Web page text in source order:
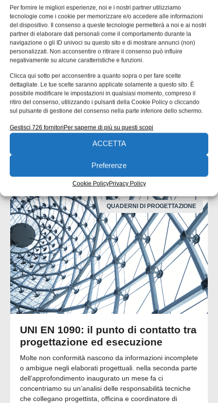
Per fornire le migliori esperienze, noi e i nostri partner utilizziamo
tecnologie come i cookie per memorizzare e/o accedere alle informazioni
del dispositivo. Il consenso a queste tecnologie permetterà a noi e ai nostri
partner di elaborare dati personali come il comportamento durante la
navigazione o gli ID univoci su questo sito e di mostrare annunci (non)
personalizzati. Non acconsentire o ritirare il consenso può influire
negativamente su alcune caratteristiche e funzioni.
Clicca qui sotto per acconsentire a quanto sopra o per fare scelte
dettagliate. Le tue scelte saranno applicate solamente a questo sito. È
possibile modificare le impostazioni in qualsiasi momento, compreso il
ritiro del consenso, utilizzando i pulsanti della Cookie Policy o cliccando
sul pulsante di gestione del consenso nella parte inferiore dello schermo.
Gestisci 726 fornitoriPer saperne di più su questi scopi
ACCETTA
Preferenze
Cookie PolicyPrivacy Policy
Tag: cool-floow
Oleodinamica e Pneumatica
portautensile
Tendo Tendo Slim 4ax
EDICOLA WEB
ARTICOLI CORRELATI
QUADERNI DI PROGETTAZIONE
UNI EN 1090: il punto di contatto tra
progettazione ed esecuzione
Molte non conformità nascono da informazioni incomplete
o ambigue negli elaborati progettuali. nella seconda parte
dell’approfondimento inaugurato un mese fa ci
concentriamo su un’analisi delle responsabilità tecniche
che collegano progettista, officina e coordinatore di